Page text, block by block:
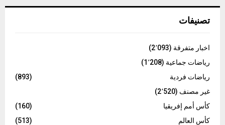
C
تصنيفات
اخبار متفرقة (2٬093)
رياضات جماعية (1٬208)
رياضات فردية
(893)
غير مصنف (2٬520)
كأس أمم إفريقيا
(160)
كأس العالم
(513)